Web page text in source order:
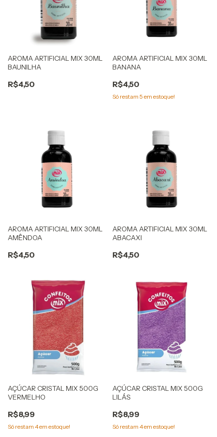
AROMA ARTIFICIAL MIX 30ML
BAUNILHA
R$4,50
AROMA ARTIFICIAL MIX 30ML
BANANA
R$4,50
Só restam 5 em estoque!
AROMA ARTIFICIAL MIX 30ML
AMÊNDOA
R$4,50
AROMA ARTIFICIAL MIX 30ML
ABACAXI
R$4,50
AÇÚCAR CRISTAL MIX 500G
VERMELHO
R$8,99
Só restam 4em estoque!
AÇÚCAR CRISTAL MIX 500G
LILÁS
R$8,99
Só restam 4em estoque!